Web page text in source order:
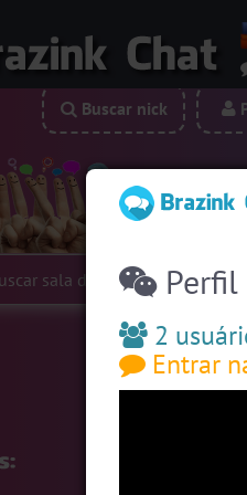
Siga-nos:
Buscar nick
Perfil
2
Entrar